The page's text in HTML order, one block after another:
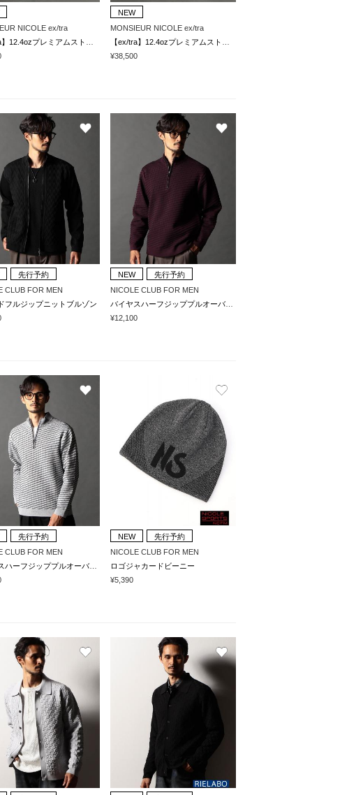
NICOLE ex/tra
NEW
MONSIEUR NICOLE ex/tra
¥38,500
先行予約
CLUB FOR MEN
フルジップニットブルゾン
NEW
先行予約
NICOLE CLUB FOR MEN
¥12,100
先行予約
CLUB FOR MEN
NEW
先行予約
NICOLE CLUB FOR MEN
ロゴジャカードビーニー
¥5,390